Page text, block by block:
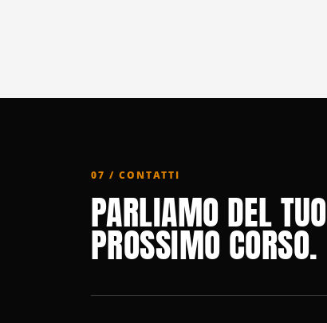
07 / CONTATTI
PARLIAMO DEL TUO
PROSSIMO CORSO.